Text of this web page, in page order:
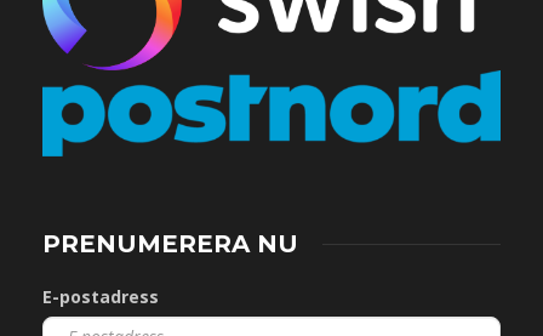
PRENUMERERA NU
E-postadress